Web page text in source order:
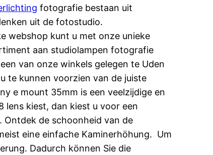
fotografie bestaan uit
uit de fotostudio.
webshop kunt u met onze unieke
aan studiolampen fotografie
van onze winkels gelegen te Uden
te kunnen voorzien van de juiste
e mount 35mm is een veelzijdige en
lens kiest, dan kiest u voor een
de schoonheid van de
eine einfache Kaminerhöhung. Um
Dadurch können Sie die